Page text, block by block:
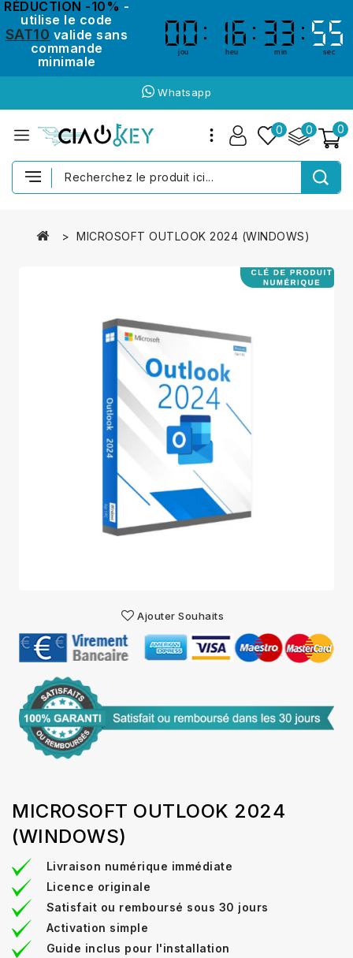
RÉDUCTION -10% -
utilise le code
SAT10 valide sans
commande
minimale
00
00
jou
16
16
heu
33
33
min
55
54
54
55
sec
Whatsapp
0
0
0
MICROSOFT OUTLOOK 2024 (WINDOWS)
Ajouter Souhaits
MICROSOFT OUTLOOK 2024
(WINDOWS)
Livraison numérique immédiate
Licence originale
Satisfait ou remboursé sous 30 jours
Activation simple
Guide inclus pour l'installation